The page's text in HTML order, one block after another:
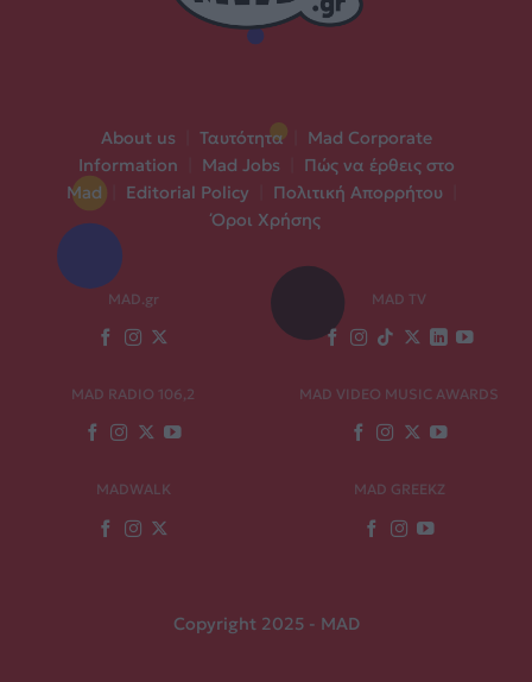
About us Ταυτότητα
Mad Corporate
Information
Mad Jobs
Πώς να έρθεις στο
Mad
Editorial Policy Πολιτική Απορρήτου
Όροι Χρήσης
MAD.gr MAD TV
MAD RADIO 106,2 MAD VIDEO MUSIC AWARDS
MADWALK MAD GREEKZ
Copyright 2025 - MAD